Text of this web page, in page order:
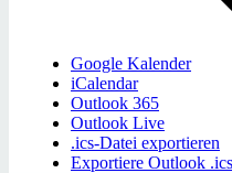
Google Kalender
iCalendar
Outlook 365
Outlook Live
.ics-Datei exportieren
Exportiere Outlook